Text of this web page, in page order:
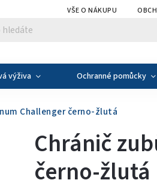
VŠE O NÁKUPU
výživa Ochranné pomůcky
Challenger černo-žlutá
Chránič
černo-žlutá